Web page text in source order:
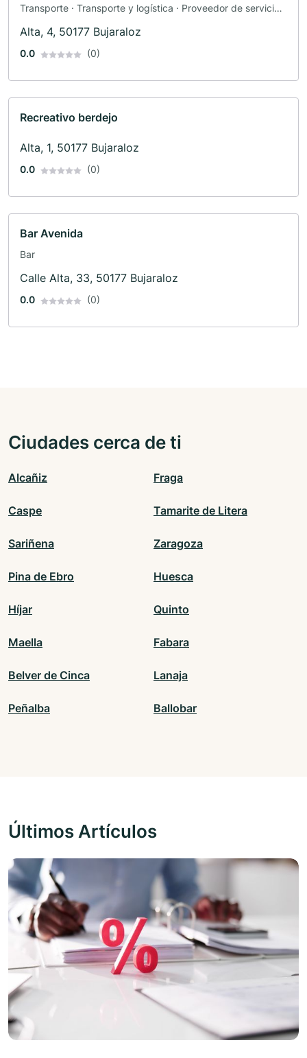
Transporte · Transporte y logística · Proveedor de servicios
Alta, 4, 50177 Bujaraloz
0.0 (0)
Recreativo berdejo
Alta, 1, 50177 Bujaraloz
0.0 (0)
Bar Avenida
Bar
Calle Alta, 33, 50177 Bujaraloz
0.0 (0)
Ciudades cerca de ti
Alcañiz Fraga
Caspe Tamarite de Litera
Sariñena Zaragoza
Pina de Ebro Huesca
Híjar Quinto
Maella Fabara
Belver de Cinca Lanaja
Peñalba Ballobar
Últimos Artículos